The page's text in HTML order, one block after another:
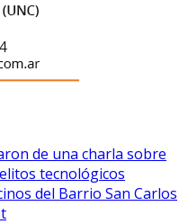
de una charla sobre
tecnológicos
del Barrio San Carlos